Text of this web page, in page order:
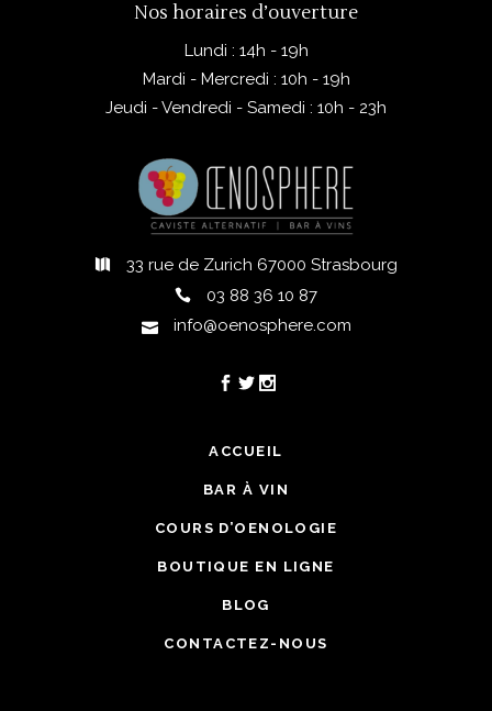
Nos horaires d’ouverture
Lundi : 14h - 19h
Mardi - Mercredi : 10h - 19h
Jeudi - Vendredi - Samedi : 10h - 23h
33 rue de Zurich 67000 Strasbourg
03 88 36 10 87
info@oenosphere.com
ACCUEIL
BAR À VIN
COURS D’OENOLOGIE
BOUTIQUE EN LIGNE
BLOG
CONTACTEZ-NOUS